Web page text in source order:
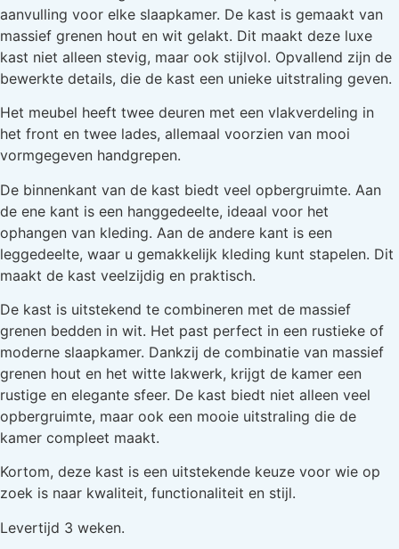
aanvulling voor elke slaapkamer. De kast is gemaakt van
massief grenen hout en wit gelakt. Dit maakt deze luxe
kast niet alleen stevig, maar ook stijlvol. Opvallend zijn de
bewerkte details, die de kast een unieke uitstraling geven.
Het meubel heeft twee deuren met een vlakverdeling in
het front en twee lades, allemaal voorzien van mooi
vormgegeven handgrepen.
De binnenkant van de kast biedt veel opbergruimte. Aan
de ene kant is een hanggedeelte, ideaal voor het
ophangen van kleding. Aan de andere kant is een
leggedeelte, waar u gemakkelijk kleding kunt stapelen. Dit
maakt de kast veelzijdig en praktisch.
De kast is uitstekend te combineren met de massief
grenen bedden in wit. Het past perfect in een rustieke of
moderne slaapkamer. Dankzij de combinatie van massief
grenen hout en het witte lakwerk, krijgt de kamer een
rustige en elegante sfeer. De kast biedt niet alleen veel
opbergruimte, maar ook een mooie uitstraling die de
kamer compleet maakt.
Kortom, deze kast is een uitstekende keuze voor wie op
zoek is naar kwaliteit, functionaliteit en stijl.
Levertijd 3 weken.